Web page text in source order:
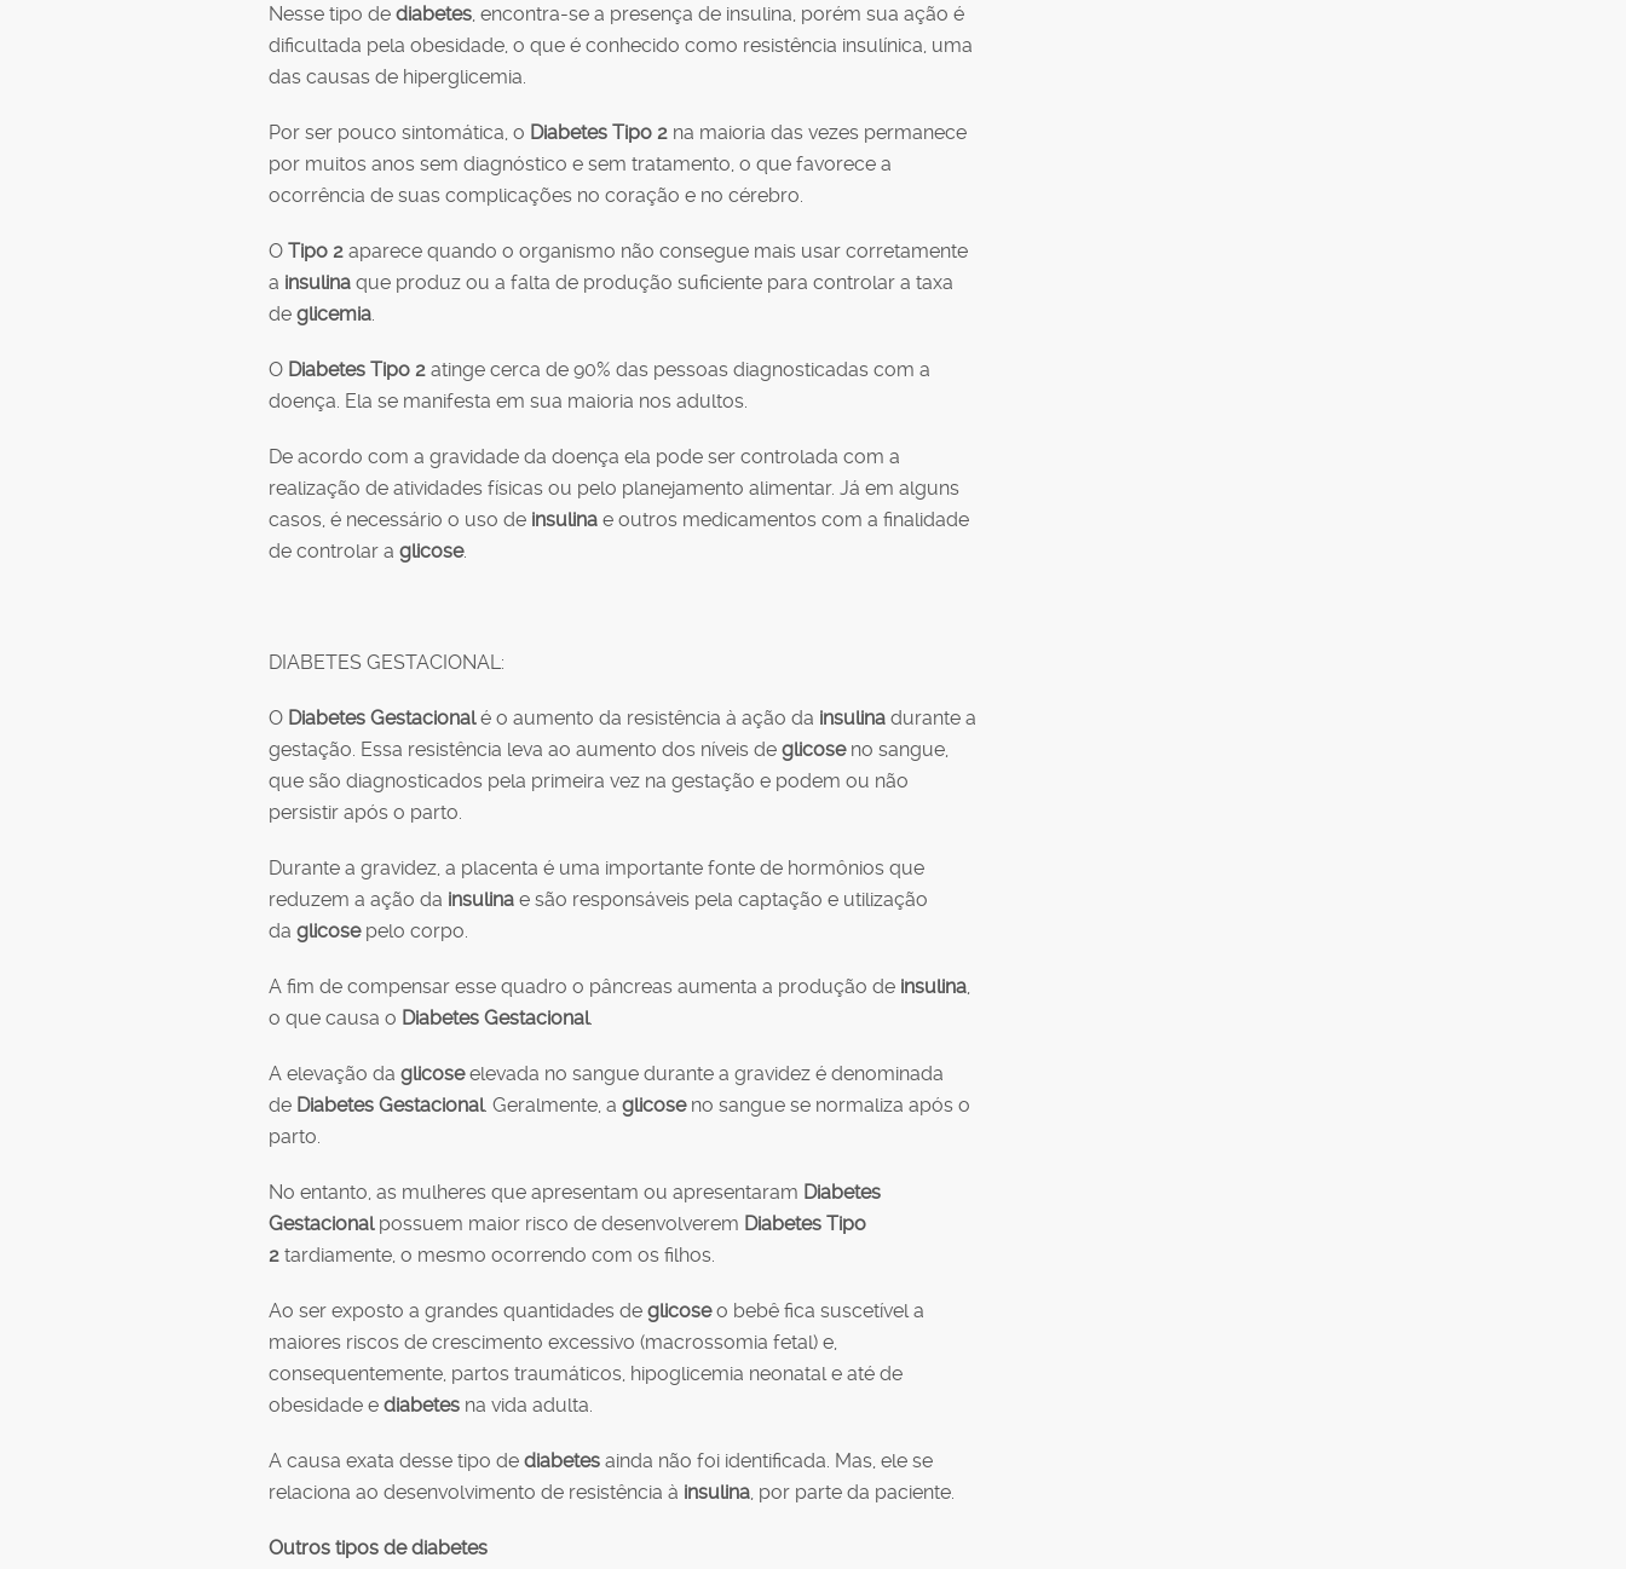
Nesse tipo de diabetes , encontra-se a presença de insulina, porém sua ação é
dificultada pela obesidade, o que é conhecido como resistência insulínica, uma
das causas de hiperglicemia.
Por ser pouco sintomática, o Diabetes Tipo 2 na maioria das vezes permanece
por muitos anos sem diagnóstico e sem tratamento, o que favorece a
ocorrência de suas complicações no coração e no cérebro.
O Tipo 2 aparece quando o organismo não consegue mais usar corretamente
a insulina que produz ou a falta de produção suficiente para controlar a taxa
de glicemia
O Diabetes Tipo 2 atinge cerca de 90% das pessoas diagnosticadas com a
doença. Ela se manifesta em sua maioria nos adultos.
De acordo com a gravidade da doença ela pode ser controlada com a
realização de atividades físicas ou pelo planejamento alimentar. Já em alguns
casos, é necessário o uso de insulina e outros medicamentos com a finalidade
de controlar a glicose.
DIABETES GESTACIONAL:
O Diabetes Gestacionalé o aumento da resistência à ação da insulina durante a
gestação. Essa resistência leva ao aumento dos níveis de glicoseno sangue,
que são diagnosticados pela primeira vez na gestação e podem ou não
persistir após o parto.
Durante a gravidez, a placenta é uma importante fonte de hormônios que
reduzem a ação da insulina e são responsáveis pela captação e utilização
da glicosepelo corpo.
A fim de compensar esse quadro o pâncreas aumenta a produção de insulina
o que causa o Diabetes Gestacional.
A elevação da glicoseelevada no sangue durante a gravidez é denominada
de Diabetes Gestacional. Geralmente, a glicoseno sangue se normaliza após o
parto.
No entanto, as mulheres que apresentam ou apresentaram Diabetes
Gestacionalpossuem maior risco de desenvolverem Diabetes Tipo
2 tardiamente, o mesmo ocorrendo com os filhos.
Ao ser exposto a grandes quantidades de glicoseo bebê fica suscetível a
maiores riscos de crescimento excessivo (macrossomia fetal) e,
consequentemente, partos traumáticos, hipoglicemia neonatal e até de
obesidade e diabetes na vida adulta.
A causa exata desse tipo de diabetes ainda não foi identificada. Mas, ele se
relaciona ao desenvolvimento de resistência à insulina , por parte da paciente.
Outros tipos de diabetes